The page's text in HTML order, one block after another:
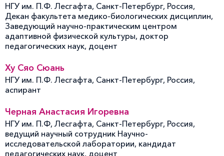
НГУ им. П.Ф. Лесгафта, Санкт-Петербург, Россия,
Декан факультета медико-биологических дисциплин,
Заведующий научно-практическим центром
адаптивной физической культуры, доктор
педагогических наук, доцент
Ху Сяо Сюань
НГУ им. П.Ф. Лесгафта, Санкт-Петербург, Россия,
аспирант
Черная Анастасия Игоревна
НГУ им. П.Ф, Лесгафта, Санкт-Петербург, Россия,
ведущий научный сотрудник Научно-
исследовательской лаборатории, кандидат
педагогических наук, доцент